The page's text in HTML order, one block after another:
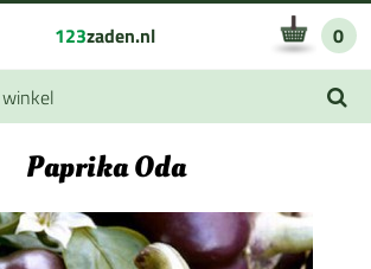
123zaden.nl 0
Paprika Oda